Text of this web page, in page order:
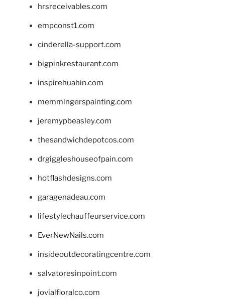
hrsreceivables.com
empconst1.com
cinderella-support.com
bigpinkrestaurant.com
inspirehuahin.com
memmingerspainting.com
jeremypbeasley.com
thesandwichdepotcos.com
drgiggleshouseofpain.com
hotflashdesigns.com
garagenadeau.com
lifestylechauffeurservice.com
EverNewNails.com
insideoutdecoratingcentre.com
salvatoresinpoint.com
jovialfloralco.com